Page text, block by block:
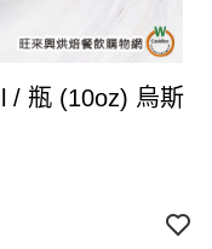
(10oz) 烏斯